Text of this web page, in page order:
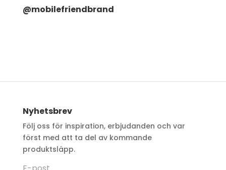
@mobilefriendbrand
Nyhetsbrev
Följ oss för inspiration, erbjudanden och var
först med att ta del av kommande
produktsläpp.